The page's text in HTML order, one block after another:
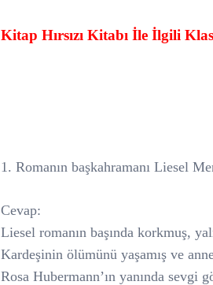
Kitap Hırsızı Kitabı İle İlgili
1. Romanın başkahramanı Liesel
Cevap:
Liesel romanın başında korkmuş,
Kardeşinin ölümünü yaşamış ve
Rosa Hubermann’ın yanında